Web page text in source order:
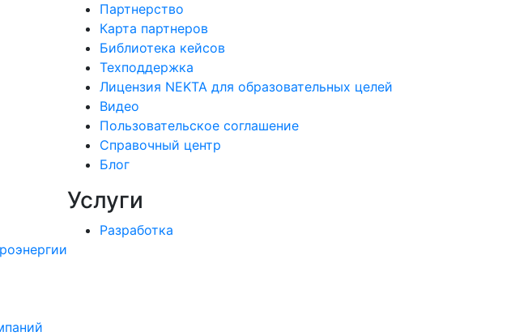
Партнерство
Карта партнеров
Библиотека кейсов
Техподдержка
Лицензия NEKTA для образовательных целей
Видео
Пользовательское соглашение
Справочный центр
Блог
Услуги
Разработка